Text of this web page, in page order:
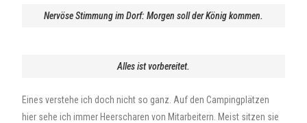
Nervöse Stimmung im Dorf: Morgen soll der König kommen.
Alles ist vorbereitet.
Eines verstehe ich doch nicht so ganz. Auf den Campingplätzen
hier sehe ich immer Heerscharen von Mitarbeitern. Meist sitzen sie